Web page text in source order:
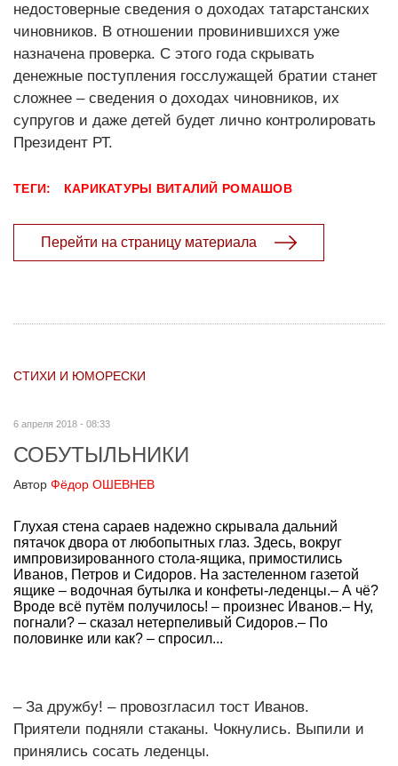
недостоверные сведения о доходах татарстанских
чиновников. В отношении провинившихся уже
назначена проверка. С этого года скрывать
денежные поступления госслужащей братии станет
сложнее – сведения о доходах чиновников, их
супругов и даже детей будет лично контролировать
Президент РТ.
ТЕГИ: КАРИКАТУРЫ ВИТАЛИЙ РОМАШОВ
Перейти на страницу материала
СТИХИ И ЮМОРЕСКИ
6 апреля 2018 - 08:33
СОБУТЫЛЬНИКИ
Автор Фёдор ОШЕВНЕВ
Глухая стена сараев надежно скрывала дальний
пятачок двора от любопытных глаз. Здесь, вокруг
импровизированного стола-ящика, примостились
Иванов, Петров и Сидоров. На застеленном газетой
ящике – водочная бутылка и конфеты-леденцы.– А чё?
Вроде всё путём получилось! – произнес Иванов.– Ну,
погнали? – сказал нетерпеливый Сидоров.– По
половинке или как? – спросил...
– За дружбу! – провозгласил тост Иванов.
Приятели подняли стаканы. Чокнулись. Выпили и
принялись сосать леденцы.